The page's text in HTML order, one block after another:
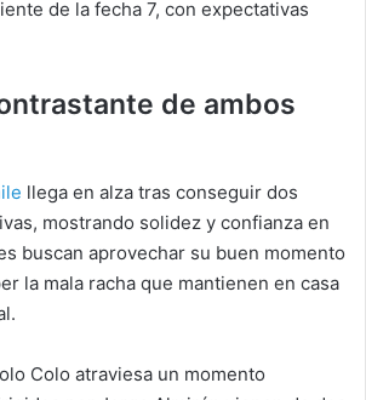
de la fecha 7, con expectativas
de ambos
llega en alza tras conseguir dos
mostrando solidez y confianza en
buscan aprovechar su buen momento
la mala racha que mantienen en casa
Colo atraviesa un momento